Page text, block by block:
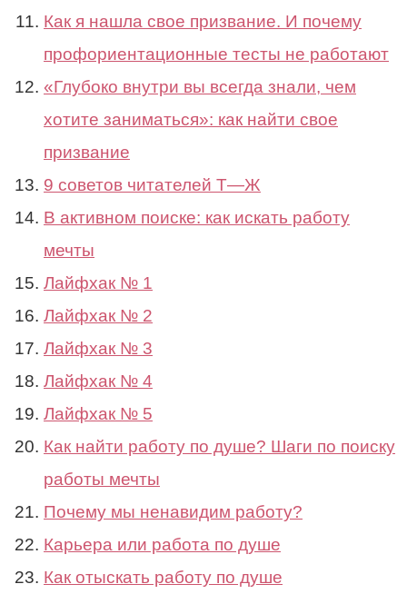
Как я нашла свое призвание. И почему
профориентационные тесты не работают
«Глубоко внутри вы всегда знали, чем
хотите заниматься»: как найти свое
призвание
9 советов читателей Т⁠—⁠Ж
В активном поиске: как искать работу
мечты
Лайфхак № 1
Лайфхак № 2
Лайфхак № 3
Лайфхак № 4
Лайфхак № 5
Как найти работу по душе? Шаги по поиску
работы мечты
Почему мы ненавидим работу?
Карьера или работа по душе
Как отыскать работу по душе